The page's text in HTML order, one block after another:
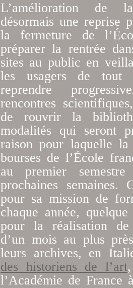
L’amélioration de
désormais une reprise
la fermeture de
préparer la rentrée
sites au public en
les usagers de tout
reprendre
rencontres
de rouvrir la
modalités qui seront
raison pour laquelle la
bourses de l’École
au premier
prochaines semaines.
pour sa mission de
chaque année,
pour la réalisation de
d’un mois au plus
leurs archives, en
des historiens de l’art
l’Académie de